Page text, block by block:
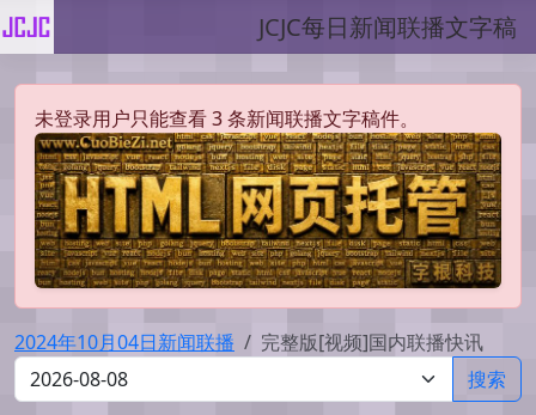
JCJC每日新闻联播文字稿
未登录用户只能查看 3 条新闻联播文字稿件。
2024年10月04日新闻联播
完整版[视频]国内联播快讯
搜索